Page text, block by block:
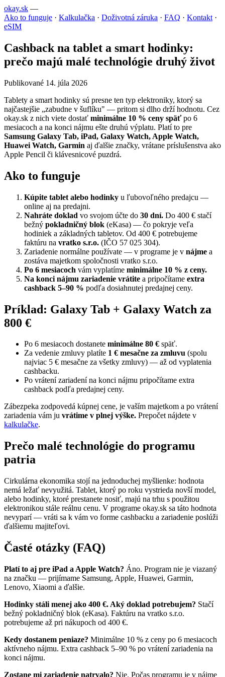
okay.sk —
Ako to funguje · Kalkulačka · Doživotná záruka · FAQ · Kontakt ·
eSIM
Cashback na tablet a smart hodinky:
prečo majú malé technológie druhý život
Publikované 14. júla 2026
Tablety a smart hodinky sú presne ten typ elektroniky, ktorý sa
najčastejšie „zabudne v šuflíku" — pritom si dlho drží hodnotu. Cez
okay.sk z nich viete dostať minimálne 10 % ceny späťpo 6
mesiacoch a na konci nájmu ešte druhú výplatu. Platí to pre
Samsung Galaxy Tab, iPad, Galaxy Watch, Apple Watch,
Huawei Watch, Garmin aj ďalšie značky, vrátane príslušenstva ako
Apple Pencil či klávesnicové puzdrá.
Ako to funguje
Kúpite tablet alebo hodinky u ľubovoľného predajcu —
online aj na predajni.
Nahráte doklad vo svojom účte do 30 dní. Do 400 € stačí
bežný pokladničný blok (eKasa) — čo pokryje veľa
hodiniek a základných tabletov. Od 400 € potrebujeme
faktúru na vratko s.r.o. (IČO 57 025 304).
Zariadenie normálne používate — v programe je v nájme a
zostáva majetkom spoločnosti vratko s.r.o.
Po 6 mesiacoch vám vyplatíme minimálne 10 % z ceny.
Na konci nájmu zariadenie vrátite a pripočítame extra
cashback 5–90 % podľa dosiahnutej predajnej ceny.
Príklad: Galaxy Tab + Galaxy Watch za
800 €
Po 6 mesiacoch dostanete minimálne 80 € späť.
Za vedenie zmluvy platíte 1 € mesačne za zmluvu (spolu
najviac 5 € mesačne za všetky zmluvy) — až od vyplatenia
cashbacku.
Po vrátení zariadení na konci nájmu pripočítame extra
cashback podľa predajnej ceny.
Zábezpeka zodpovedá kúpnej cene, je vaším majetkom a po vrátení
zariadenia vám ju vrátime v plnej výške. Prepočet nájdete v
kalkulačke.
Prečo malé technológie do programu
patria
Cirkulárna ekonomika stojí na jednoduchej myšlienke: hodnota
nemá ležať nevyužitá. Tablet, ktorý po roku vystrieda novší model,
alebo hodinky, ktoré prestanete nosiť, majú na trhu s použitou
elektronikou stále reálnu cenu. V programe okay.sk sa táto hodnota
nevyparí — vráti sa k vám vo forme cashbacku a zariadenie poslúži
ďalšiemu majiteľovi.
Časté otázky (FAQ)
Platí to aj pre iPad a Apple Watch? Áno. Program nie je viazaný
na značku — prijímame Samsung, Apple, Huawei, Garmin,
Lenovo, Xiaomi a ďalšie.
Hodinky stáli menej ako 400 €. Aký doklad potrebujem? Stačí
bežný pokladničný blok (eKasa). Faktúru na vratko s.r.o.
potrebujeme až pri nákupoch od 400 €.
Kedy dostanem peniaze? Minimálne 10 % z ceny po 6 mesiacoch
aktívneho nájmu. Extra cashback 5–90 % po vrátení zariadenia na
konci nájmu.
Zostane mi zariadenie natrvalo? Nie. Počas programu je v nájme